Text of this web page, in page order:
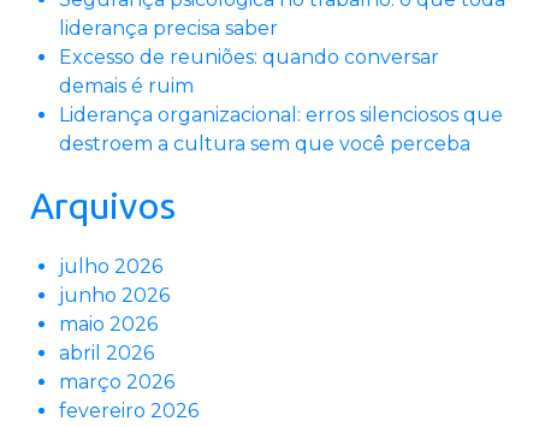
liderança precisa saber
Excesso de reuniões: quando conversar
demais é ruim
Liderança organizacional: erros silenciosos que
destroem a cultura sem que você perceba
Arquivos
julho 2026
junho 2026
maio 2026
abril 2026
março 2026
fevereiro 2026